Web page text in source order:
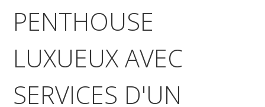
PENTHOUSE
LUXUEUX AVEC
SERVICES D'UN